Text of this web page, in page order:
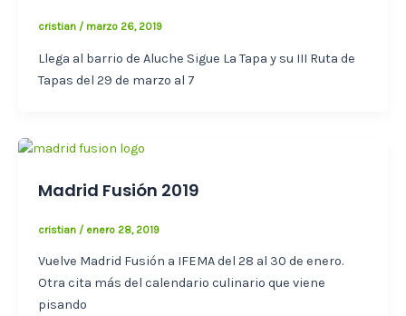
cristian / marzo 26, 2019
Llega al barrio de Aluche Sigue La Tapa y su III Ruta de
Tapas del 29 de marzo al 7
Madrid Fusión 2019
cristian / enero 28, 2019
Vuelve Madrid Fusión a IFEMA del 28 al 30 de enero.
Otra cita más del calendario culinario que viene
pisando